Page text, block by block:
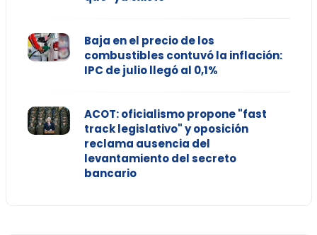
Baja en el precio de los
combustibles contuvó la inflación:
IPC de julio llegó al 0,1%
ACOT: oficialismo propone "fast
track legislativo" y oposición
reclama ausencia del
levantamiento del secreto
bancario